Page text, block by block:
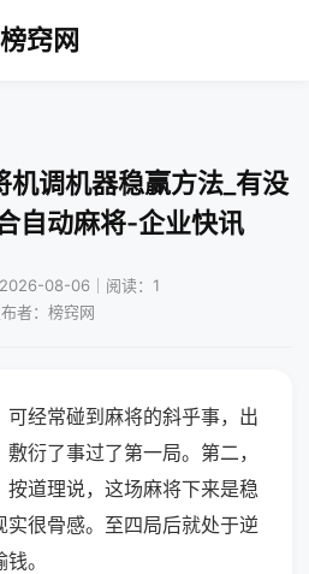
榜窍网
调机器稳赢方法_有没
自动麻将-企业快讯
08-06｜阅读：1
者：榜窍网
经常碰到麻将的斜乎事，出
衍了事过了第一局。第二，
按道理说，这场麻将下来是稳
实很骨感。至四局后就处于逆
。